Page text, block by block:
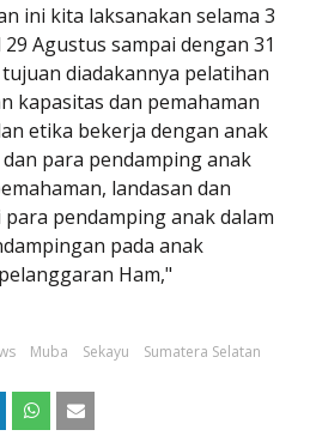
ini kita laksanakan selama 3
Agustus sampai dengan 31
diadakannya pelatihan
kapasitas dan pemahaman
etika bekerja dengan anak
para pendamping anak
landasan dan
pendamping anak dalam
pada anak
Ham,"
Muba Sekayu Sumatera Selatan